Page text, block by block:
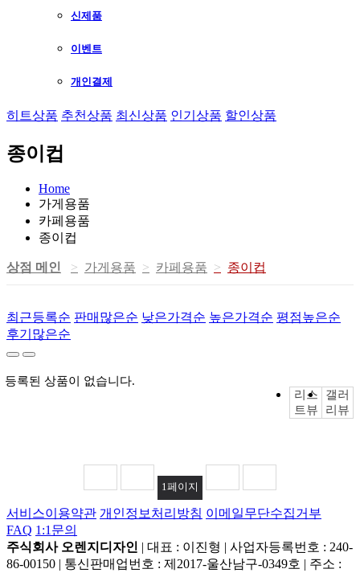
신제품
이벤트
개인결제
히트상품 추천상품 최신상품 인기상품 할인상품
종이컵
Home
가게용품
카페용품
종이컵
상점 메인 가게용품 카페용품 종이컵
최근등록순 판매많은순 낮은가격순 높은가격순 평점높은순
후기많은순
리스
트뷰
갤러
리뷰
등록된 상품이 없습니다.
1페이지
서비스이용약관 개인정보처리방침 이메일무단수집거부
FAQ 1:1문의
주식회사 오렌지디자인 | 대표 : 이진형 | 사업자등록번호 : 240-
86-00150 | 통신판매업번호 : 제2017-울산남구-0349호 | 주소 :